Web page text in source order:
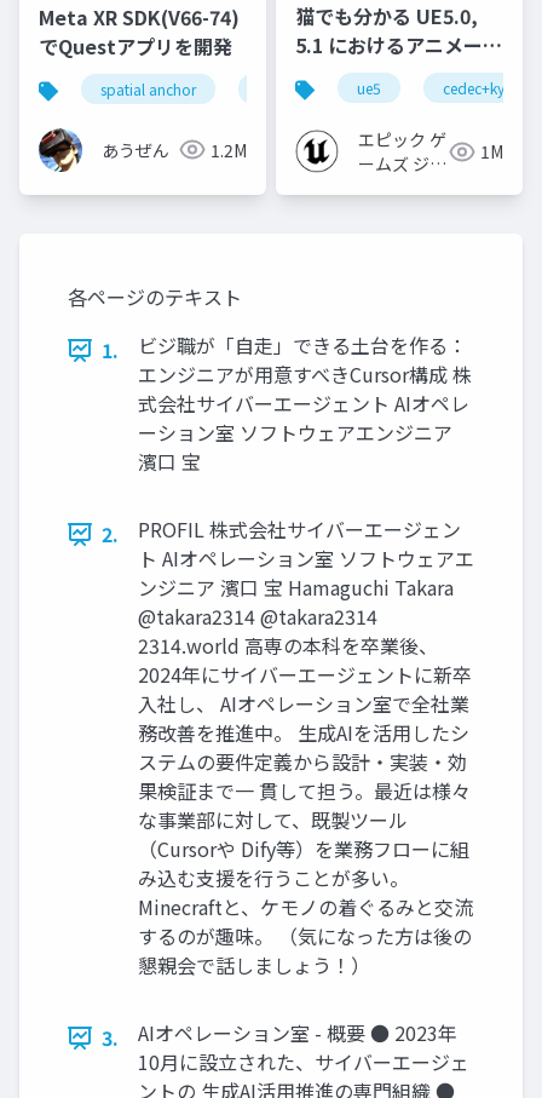
Meta XR SDK(V66-74)
でQuestアプリを開発
spatial anchor quest pro
あうぜん 1.2M
猫でも分かる UE5.0,
5.1 におけるアニメーシ
ョンの新機能について
【CEDEC+KYUSHU
2022】
ue5 cedec+kyushu
エピック ゲ
ームズ ジャ
1M
各ページのテキスト
1.
ビジ職が「自走」できる土台を作る：
エンジニアが用意すべきCursor構成 株
式会社サイバーエージェント AIオペレ
ーション室 ソフトウェアエンジニア
濱口 宝
2.
PROFIL 株式会社サイバーエージェン
ト AIオペレーション室 ソフトウェアエ
ンジニア 濱口 宝 Hamaguchi Takara
@takara2314 @takara2314
2314.world 高専の本科を卒業後、
2024年にサイバーエージェントに新卒
入社し、 AIオペレーション室で全社業
務改善を推進中。 生成AIを活用したシ
ステムの要件定義から設計・実装・効
果検証まで一 貫して担う。最近は様々
な事業部に対して、既製ツール
（Cursorや Dify等）を業務フローに組
み込む支援を行うことが多い。
Minecraftと、ケモノの着ぐるみと交流
するのが趣味。 （気になった方は後の
懇親会で話しましょう！）
3.
AIオペレーション室 - 概要 ● 2023年
10月に設立された、サイバーエージェ
ントの 生成AI活用推進の専門組織 ●